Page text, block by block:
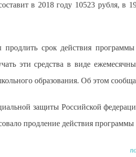
в 2018 году 10523 рубля, в
срок действия
эти средства в виде
образования. Об этом
защиты Российской
продление действия